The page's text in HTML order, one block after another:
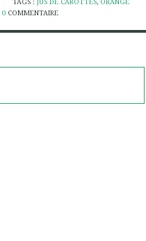
0 COMMENTAIRE